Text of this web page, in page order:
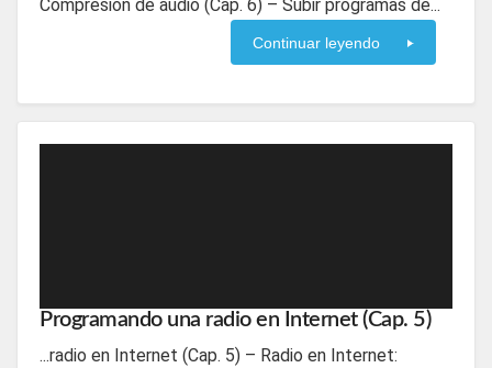
Compresión de audio (Cap. 6) – Subir programas de...
Continuar leyendo
Programando una radio en Internet (Cap. 5)
...radio en Internet (Cap. 5) – Radio en Internet: